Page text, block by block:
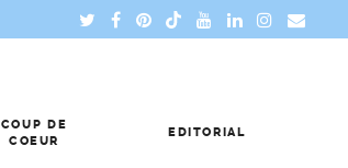
COUP DE
COEUR
EDITORIAL